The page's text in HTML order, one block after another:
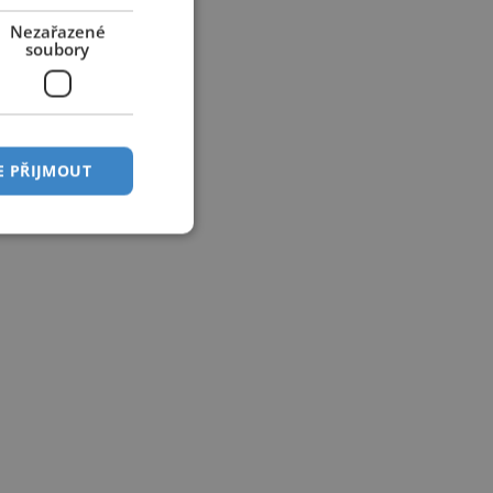
Nezařazené
soubory
PŘIJMOUT